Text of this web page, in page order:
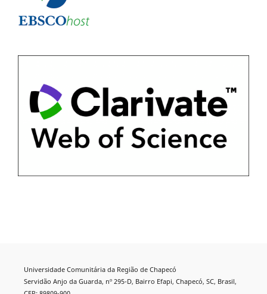
Universidade Comunitária da Região de Chapecó
Servidão Anjo da Guarda, nº 295-D, Bairro Efapi, Chapecó, SC, Brasil,